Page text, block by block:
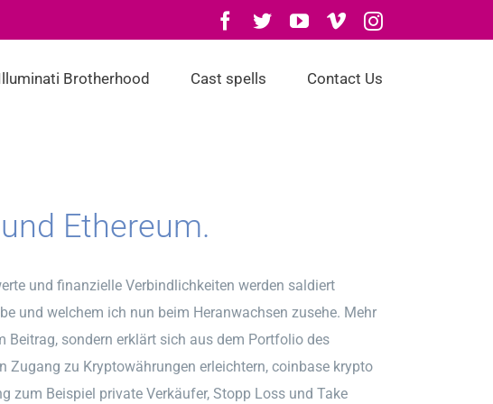
Facebook
TwitterYouTube
VimeoInstagram
Brotherhood Cast spells Contact Us
Ethereum.
und finanzielle Verbindlichkeiten werden saldiert
und welchem ich nun beim Heranwachsen zusehe. Mehr
Beitrag, sondern erklärt sich aus dem Portfolio des
Zugang zu Kryptowährungen erleichtern, coinbase krypto
zum Beispiel private Verkäufer, Stopp Loss und Take